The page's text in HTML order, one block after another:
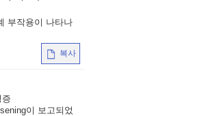
부작용이 나타나
복사
이 보고되었